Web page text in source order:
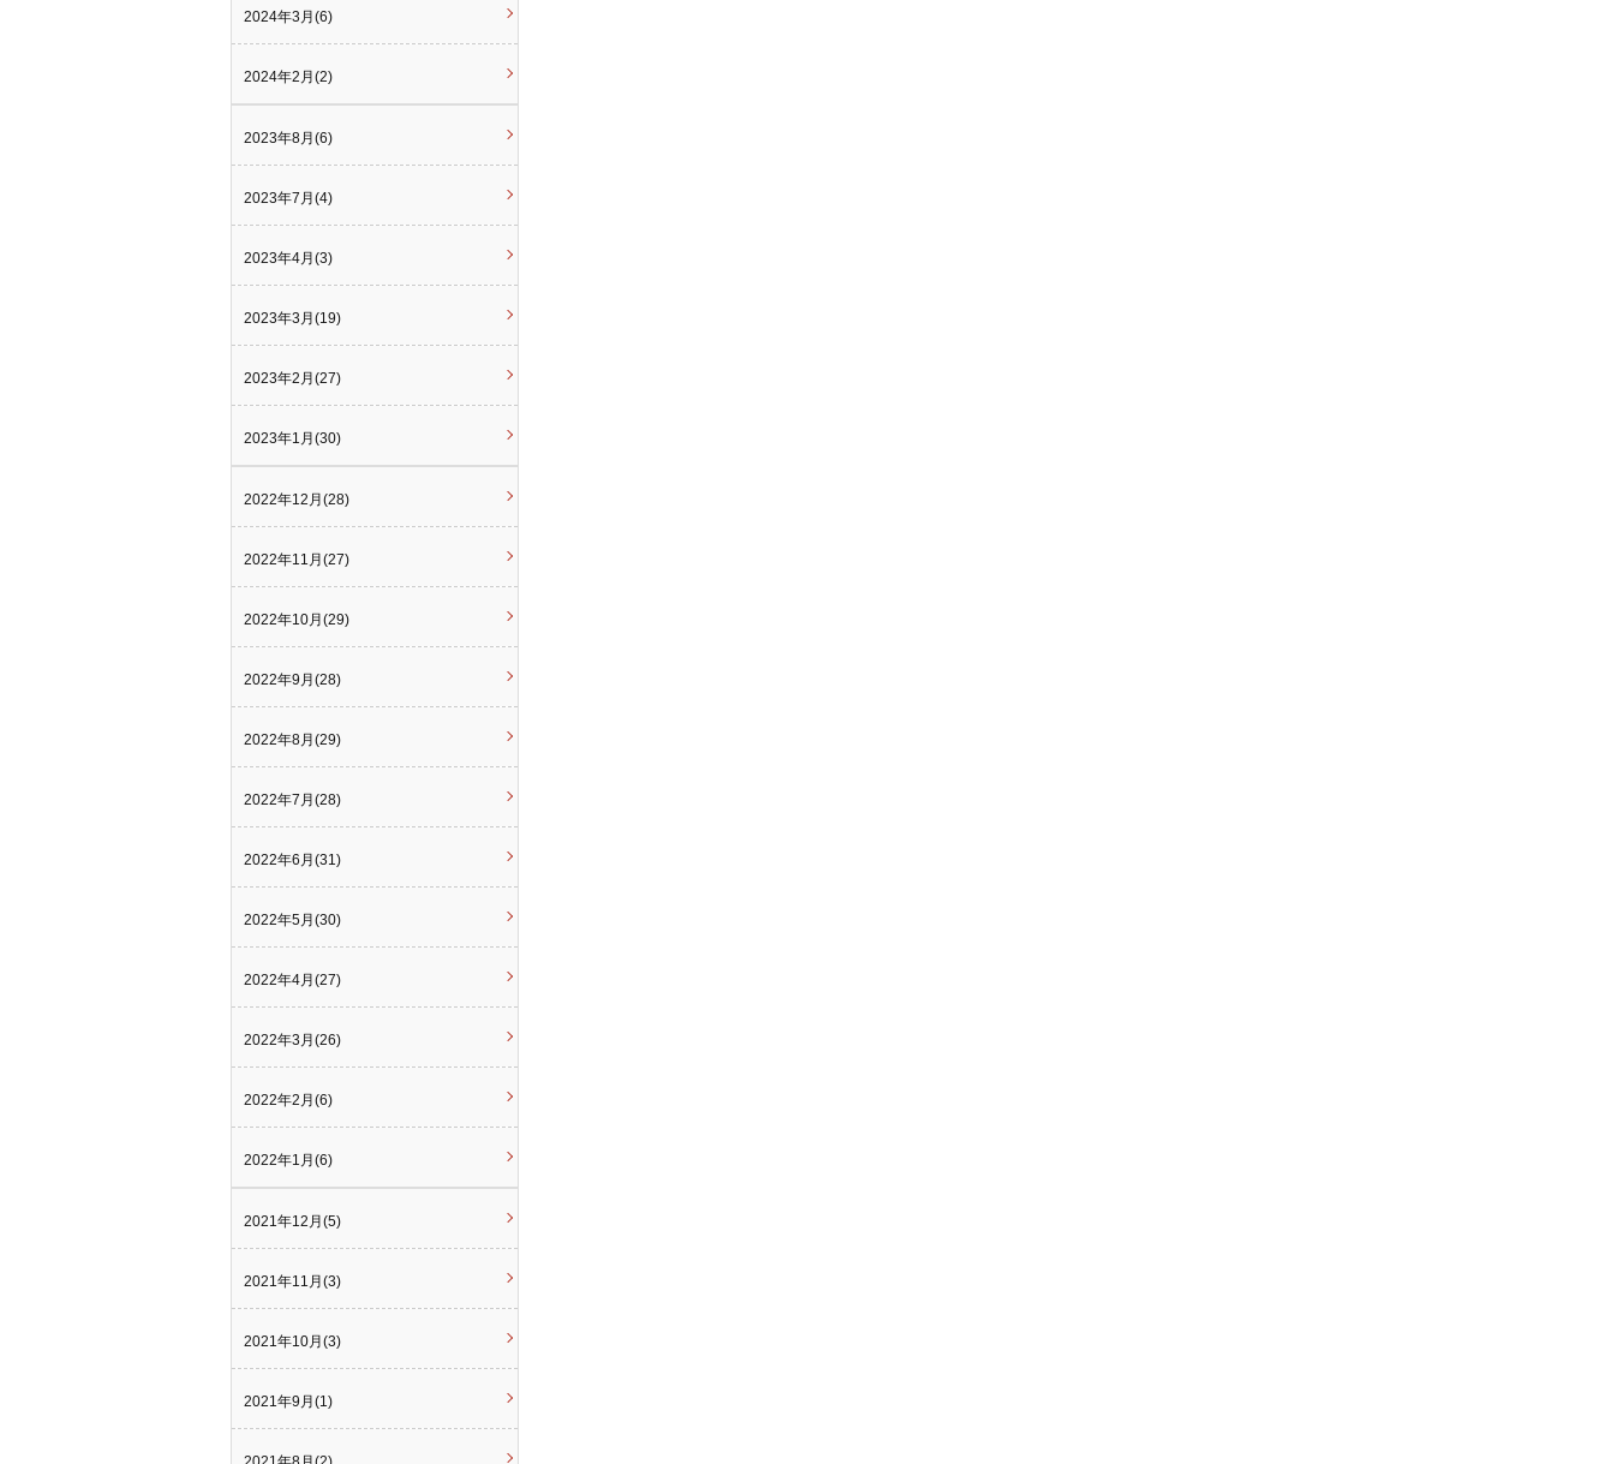
2024年3月(6)
2024年2月(2)
2023年8月(6)
2023年7月(4)
2023年4月(3)
2023年3月(19)
2023年2月(27)
2023年1月(30)
2022年12月(28)
2022年11月(27)
2022年10月(29)
2022年9月(28)
2022年8月(29)
2022年7月(28)
2022年6月(31)
2022年5月(30)
2022年4月(27)
2022年3月(26)
2022年2月(6)
2022年1月(6)
2021年12月(5)
2021年11月(3)
2021年10月(3)
2021年9月(1)